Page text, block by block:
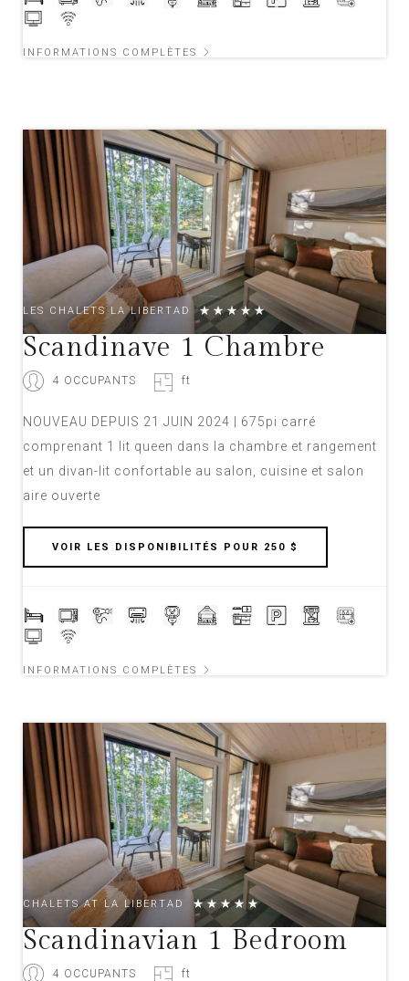
INFORMATIONS COMPLÈTES
LES CHALETS LA LIBERTAD
Scandinave 1 Chambre
4 OCCUPANTS ft
NOUVEAU DEPUIS 21 JUIN 2024 | 675pi carré
comprenant 1 lit queen dans la chambre et rangement
et un divan-lit confortable au salon, cuisine et salon
aire ouverte
VOIR LES DISPONIBILITÉS POUR 250 $
INFORMATIONS COMPLÈTES
CHALETS AT LA LIBERTAD
Scandinavian 1 Bedroom
4 OCCUPANTS ft